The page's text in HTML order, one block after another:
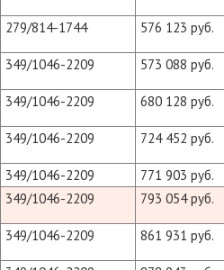
279/814-1744 576 123 руб.
349/1046-2209 573 088 руб.
349/1046-2209 680 128 руб.
349/1046-2209 724 452 руб.
349/1046-2209 771 903 руб.
349/1046-2209 793 054 руб.
349/1046-2209 861 931 руб.